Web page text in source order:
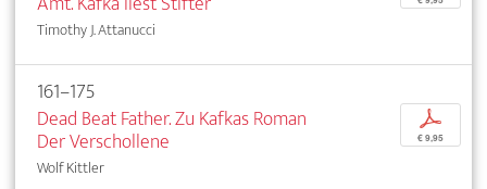
Timothy J. Attanucci
161–175
Dead Beat Father. Zu Kafkas Roman
Der Verschollene
Wolf Kittler
p
€ 9,95